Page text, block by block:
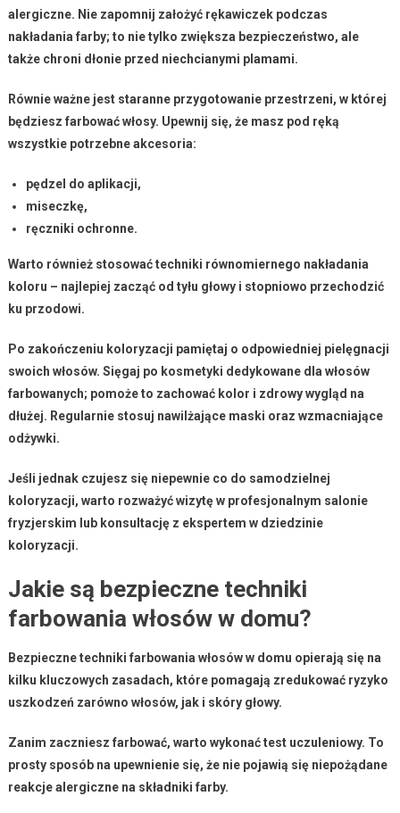
alergiczne. Nie zapomnij założyć rękawiczek podczas
nakładania farby; to nie tylko zwiększa bezpieczeństwo, ale
także chroni dłonie przed niechcianymi plamami.
Równie ważne jest staranne przygotowanie przestrzeni, w której
będziesz farbować włosy. Upewnij się, że masz pod ręką
wszystkie potrzebne akcesoria:
pędzel do aplikacji,
miseczkę,
ręczniki ochronne.
Warto również stosować techniki równomiernego nakładania
koloru – najlepiej zacząć od tyłu głowy i stopniowo przechodzić
ku przodowi.
Po zakończeniu koloryzacji pamiętaj o odpowiedniej pielęgnacji
swoich włosów. Sięgaj po kosmetyki dedykowane dla włosów
farbowanych; pomoże to zachować kolor i zdrowy wygląd na
dłużej. Regularnie stosuj nawilżające maski oraz wzmacniające
odżywki.
Jeśli jednak czujesz się niepewnie co do samodzielnej
koloryzacji, warto rozważyć wizytę w profesjonalnym salonie
fryzjerskim lub konsultację z ekspertem w dziedzinie
koloryzacji.
Jakie są bezpieczne techniki
farbowania włosów w domu?
Bezpieczne techniki farbowania włosów w domu opierają się na
kilku kluczowych zasadach, które pomagają zredukować ryzyko
uszkodzeń zarówno włosów, jak i skóry głowy.
Zanim zaczniesz farbować, warto wykonaćtest uczuleniowy. To
prosty sposób na upewnienie się, że nie pojawią się niepożądane
reakcje alergiczne na składniki farby.